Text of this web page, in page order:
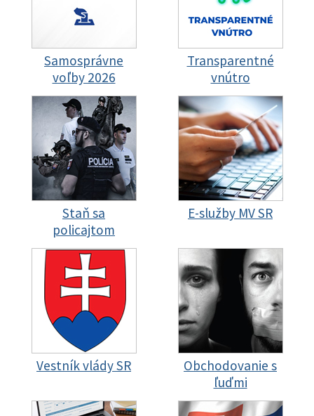
Samosprávne
voľby 2026
Transparentné
vnútro
Staň sa
policajtom
E-služby MV SR
Vestník vlády SR
Obchodovanie s
ľuďmi